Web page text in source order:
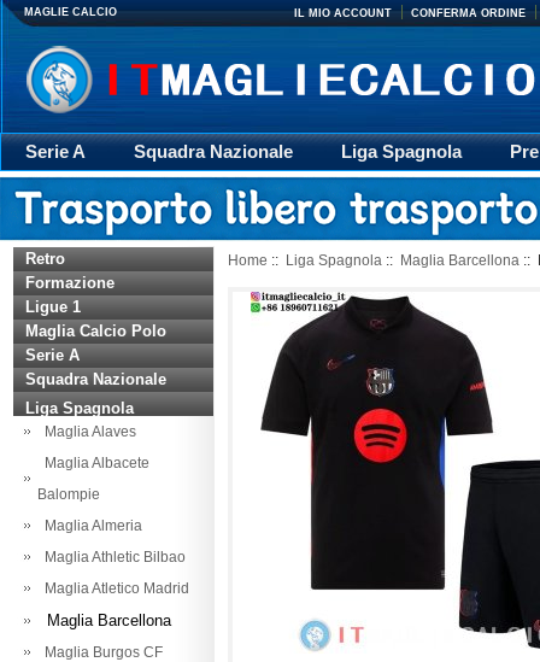
MAGLIE CALCIO IL MIO ACCOUNT CONFERMA ORDINE
Serie A Squadra Nazionale Liga Spagnola
Giacca
Rugby trasporto Retro
Retro
Formazione
Ligue 1
Maglia Calcio Polo
Serie A
Squadra Nazionale
Liga Spagnola
Maglia Alaves
Maglia Albacete
Balompie
Maglia Almeria
Maglia Athletic Bilbao
Maglia Atletico Madrid
Maglia Barcellona
Maglia Burgos CF
Home :: Liga Spagnola :: Maglia Barcellona ::